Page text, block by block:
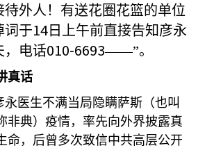
待外人！有送花圈花篮的单位
词于14 日上午前直接告知彦永
，电话010-6693——”。
真话
永医生不满当局隐瞒萨斯（也叫
非典）疫情，率先向外界披露真
命，后曾多次致信中共高层公开